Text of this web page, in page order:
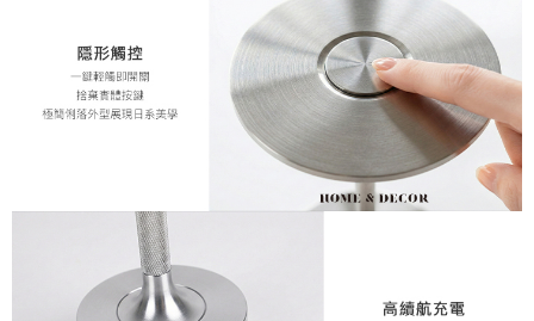
是否繳費成功／繳費後需取消欲退款等相關疑問，請聯繫「AFTEE先享後付
https://netprotections.freshdesk.com/support/home
【注意事項】
１．透過由恩沛科技股份有限公司提供之「AFTEE先享後付」服務完成之交
易，需依本服務之必要範圍內提供個人資料，並將交易相關給付款項請求債
２．關於個人資料處理事宜，請瀏覽以下網址：
３．未成年的使用者請事先徵得法定代理人或監護人之同意方可使用
「AFTEE先享後付」，若未經同意申辦者引起之損失，本公司不負相關責
４．使用「AFTEE先享後付」時，將依據個別帳號之用戶狀況，依本公司即
時審查核予不同之上限額度；若仍有額度不足之情形，本公司將視審查結果
請求用戶進行身份認證。